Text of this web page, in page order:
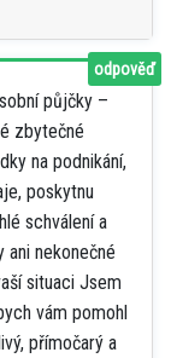
půjčky –
zbytečné
na podnikání,
poskytnu
schválení a
nekonečné
situaci Jsem
vám pomohl
přímočarý a
odpověď